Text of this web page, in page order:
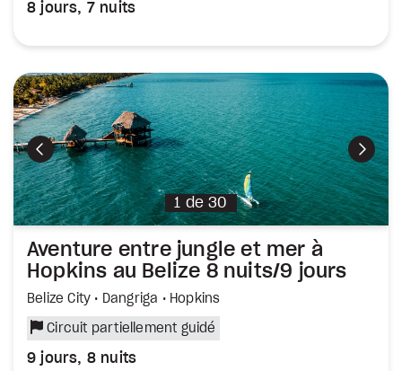
8 jours, 7 nuits
Précédent
1 de30
Aventure entre jungle et mer à
Hopkins au Belize 8 nuits/9 jours
Belize City • Dangriga • Hopkins
Circuit partiellement guidé
9 jours, 8 nuits